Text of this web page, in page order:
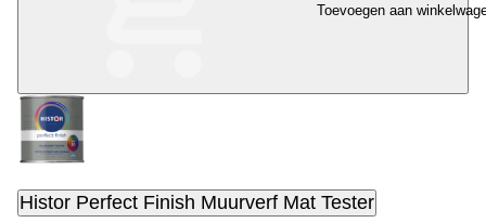
Toevoegen aan
Histor Perfect Finish Muurverf Mat Tester